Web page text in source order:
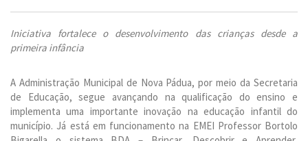
Iniciativa fortalece o desenvolvimento das crianças desde a
primeira infância
A Administração Municipal de Nova Pádua, por meio da Secretaria
de Educação, segue avançando na qualificação do ensino e
implementa uma importante inovação na educação infantil do
município. Já está em funcionamento na EMEI Professor Bortolo